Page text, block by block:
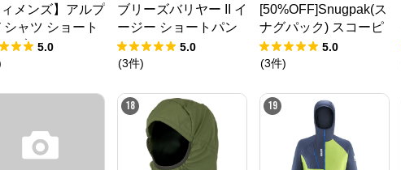
メンズ】アルプ
シャツ ショート
ブ
5.0
ブリーズバリヤー II イ
ージー ショートパン
ツ
5.0
(3件)
[50%OFF]Snugpak(ス
ナグパック) スコーピ
オン2
5.0
(3件)
18 19